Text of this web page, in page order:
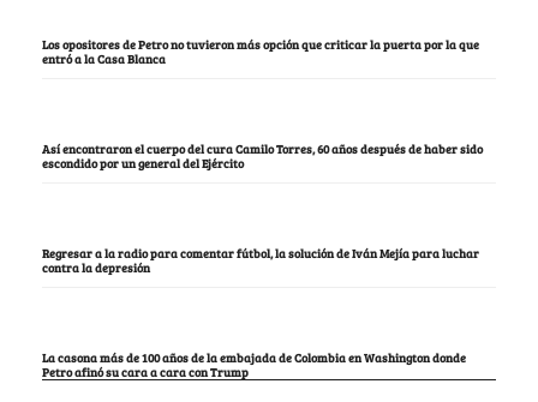
Los opositores de Petro no tuvieron más opción que criticar la puerta por la que
entró a la Casa Blanca
Así encontraron el cuerpo del cura Camilo Torres, 60 años después de haber sido
escondido por un general del Ejército
Regresar a la radio para comentar fútbol, la solución de Iván Mejía para luchar
contra la depresión
La casona más de 100 años de la embajada de Colombia en Washington donde
Petro afinó su cara a cara con Trump